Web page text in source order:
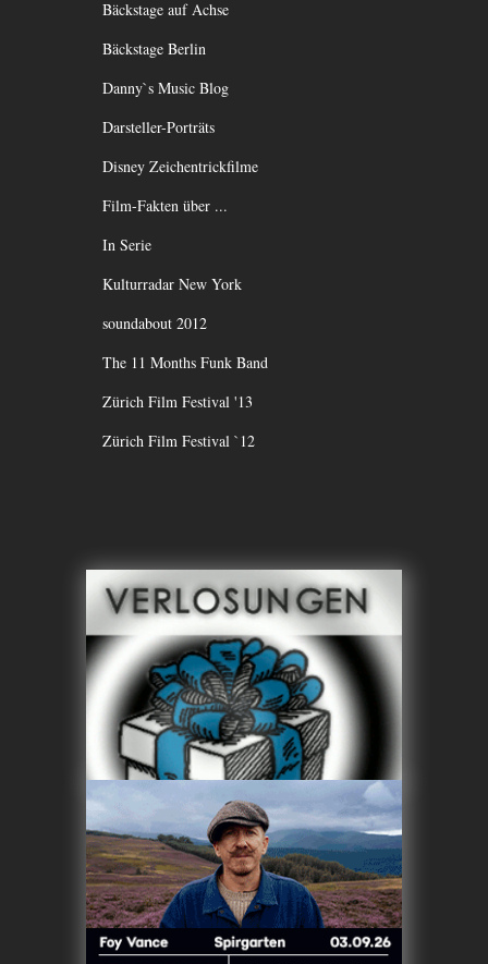
Bäckstage auf Achse
Bäckstage Berlin
Danny`s Music Blog
Darsteller-Porträts
Disney Zeichentrickfilme
Film-Fakten über ...
In Serie
Kulturradar New York
soundabout 2012
The 11 Months Funk Band
Zürich Film Festival '13
Zürich Film Festival `12